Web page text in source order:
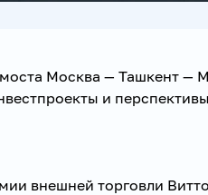
Москва — Ташкент —
и перспективы
внешней торговли